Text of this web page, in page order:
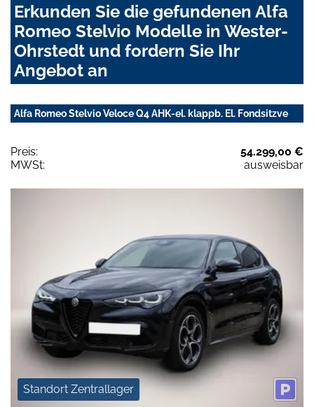
Erkunden Sie die gefundenen Alfa
Romeo Stelvio Modelle in Wester-
Ohrstedt und fordern Sie Ihr
Angebot an
Alfa Romeo Stelvio Veloce Q4 AHK-el. klappb. El. Fondsitzve
Preis:
54.299,00 €
MWSt:
ausweisbar
Standort Zentrallager